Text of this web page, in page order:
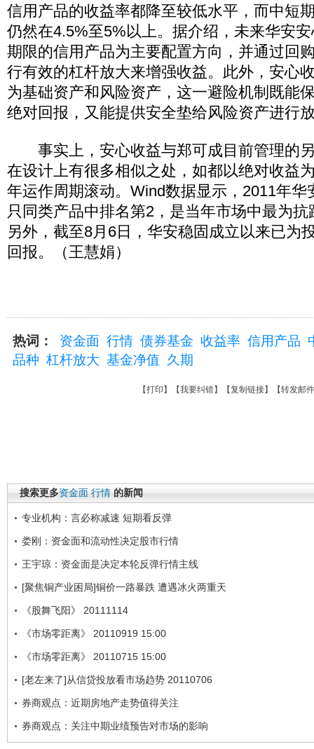
信用产品的收益率都降至较低水平，而中短
仍然在4.5%至5%以上。据介绍，未来华安
期限的信用产品为主要配置方向，并通过回
行有效的杠杆放大来增强收益。此外，安心
为基础资产和风险资产，这一避险机制既能
绝对回报，又能提供安全垫给风险资产进行
事实上，安心收益与郑可成目前管理的
在设计上有很多相似之处，如都以绝对收益
年运作周期滚动。Wind数据显示，2011年华
只同类产品中排名第2，是当年市场中最为
另外，截至8月6日，华安稳固成立以来已为
回报。（王慧娟）
热词： 资金面 行情 债券基金 收益率 信用产品
品种 杠杆放大 基金净值 久期
【打印 】【我要纠错】【复制链接】【转发邮件
搜索更多资金面 行情 的新闻
专业机构：言必称减速 短期看反弹
娄刚：资金面和流动性决定股市行情
王宇琼：资金面是决定本轮反弹行情主线
[聚焦铜产业困局]铜价一路暴跌 遭遇冰火两重天
《股舞飞阳》 20111114
《市场零距离》 20110919 15:00
《市场零距离》 20110715 15:00
[老左来了]从信贷投放看市场趋势 20110706
券商观点：近期房地产走势值得关注
券商观点：关注中期业绩预告对市场的影响